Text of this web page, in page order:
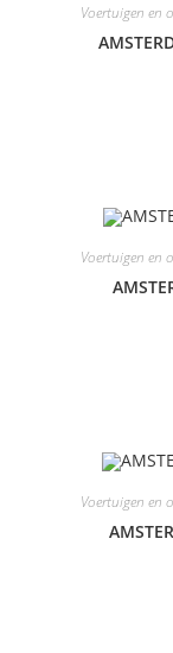
Voertuigen en
Voertuigen en
Voertuigen en